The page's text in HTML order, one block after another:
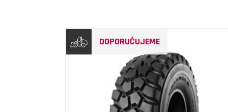
DOPORUČUJEME
DETAIL